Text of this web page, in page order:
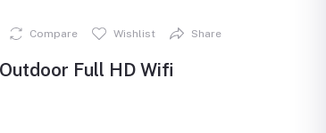
Compare Wishlist Share
Full HD Wifi